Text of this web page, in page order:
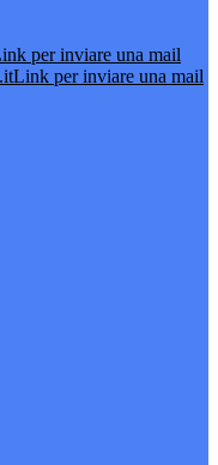
per inviare una mail
Link per inviare una mail